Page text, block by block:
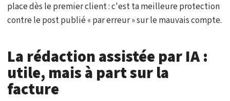
place dès le premier client : c'est ta meilleure protection
contre le post publié « par erreur » sur le mauvais compte.
La rédaction assistée par IA :
utile, mais à part sur la
facture